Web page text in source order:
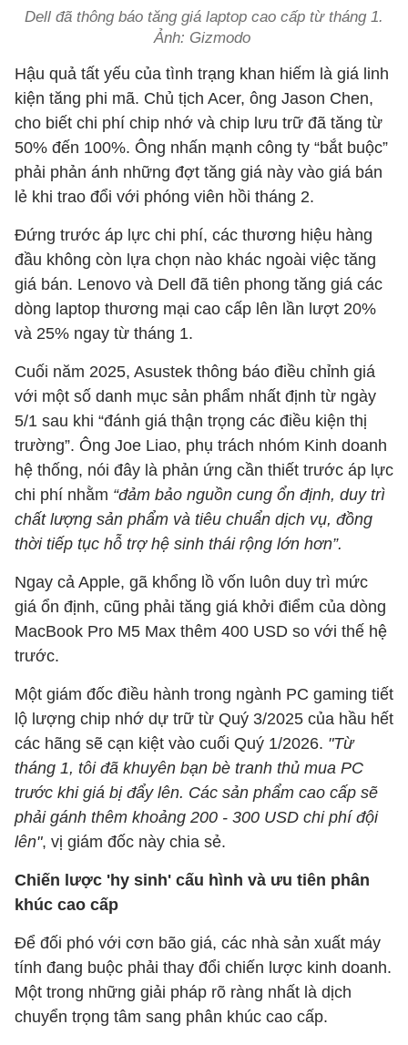
Dell đã thông báo tăng giá laptop cao cấp từ tháng 1.
Ảnh: Gizmodo
Hậu quả tất yếu của tình trạng khan hiếm là giá linh
kiện tăng phi mã. Chủ tịch Acer, ông Jason Chen,
cho biết chi phí chip nhớ và chip lưu trữ đã tăng từ
50% đến 100%. Ông nhấn mạnh công ty “bắt buộc”
phải phản ánh những đợt tăng giá này vào giá bán
lẻ khi trao đổi với phóng viên hồi tháng 2.
Đứng trước áp lực chi phí, các thương hiệu hàng
đầu không còn lựa chọn nào khác ngoài việc tăng
giá bán. Lenovo và Dell đã tiên phong tăng giá các
dòng laptop thương mại cao cấp lên lần lượt 20%
và 25% ngay từ tháng 1.
Cuối năm 2025, Asustek thông báo điều chỉnh giá
với một số danh mục sản phẩm nhất định từ ngày
5/1 sau khi “đánh giá thận trọng các điều kiện thị
trường”. Ông Joe Liao, phụ trách nhóm Kinh doanh
hệ thống, nói đây là phản ứng cần thiết trước áp lực
chi phí nhằm “đảm bảo nguồn cung ổn định, duy trì
chất lượng sản phẩm và tiêu chuẩn dịch vụ, đồng
thời tiếp tục hỗ trợ hệ sinh thái rộng lớn hơn”.
Ngay cả Apple, gã khổng lồ vốn luôn duy trì mức
giá ổn định, cũng phải tăng giá khởi điểm của dòng
MacBook Pro M5 Max thêm 400 USD so với thế hệ
trước.
Một giám đốc điều hành trong ngành PC gaming tiết
lộ lượng chip nhớ dự trữ từ Quý 3/2025 của hầu hết
các hãng sẽ cạn kiệt vào cuối Quý 1/2026. "Từ
tháng 1, tôi đã khuyên bạn bè tranh thủ mua PC
trước khi giá bị đẩy lên. Các sản phẩm cao cấp sẽ
phải gánh thêm khoảng 200 - 300 USD chi phí đội
lên", vị giám đốc này chia sẻ.
Chiến lược 'hy sinh' cấu hình và ưu tiên phân
khúc cao cấp
Để đối phó với cơn bão giá, các nhà sản xuất máy
tính đang buộc phải thay đổi chiến lược kinh doanh.
Một trong những giải pháp rõ ràng nhất là dịch
chuyển trọng tâm sang phân khúc cao cấp.